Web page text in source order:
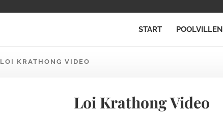
START POOLVILLEN
LOI KRATHONG VIDEO
Loi Krathong Video